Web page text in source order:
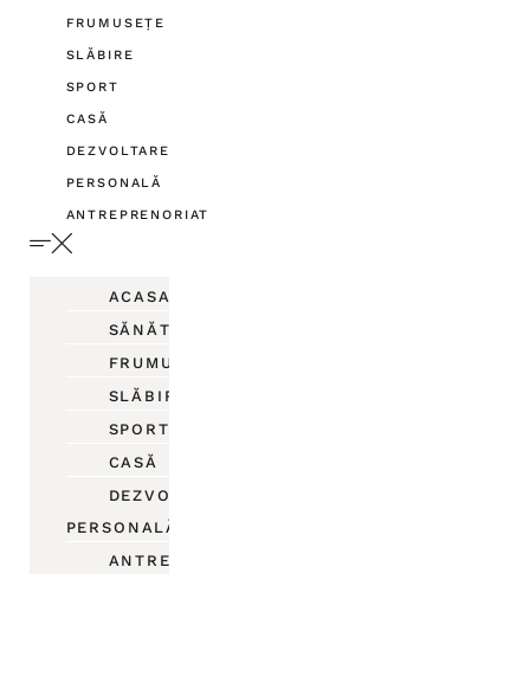
FRUMUSEȚE
SLĂBIRE
SPORT
CASĂ
DEZVOLTARE
PERSONALĂ
ANTREPRENORIAT
ACASA
SĂNĂTATE
FRUMUSEȚE
SLĂBIRE
SPORT
CASĂ
DEZVOLTARE
PERSONALĂ
ANTREPRENORIAT